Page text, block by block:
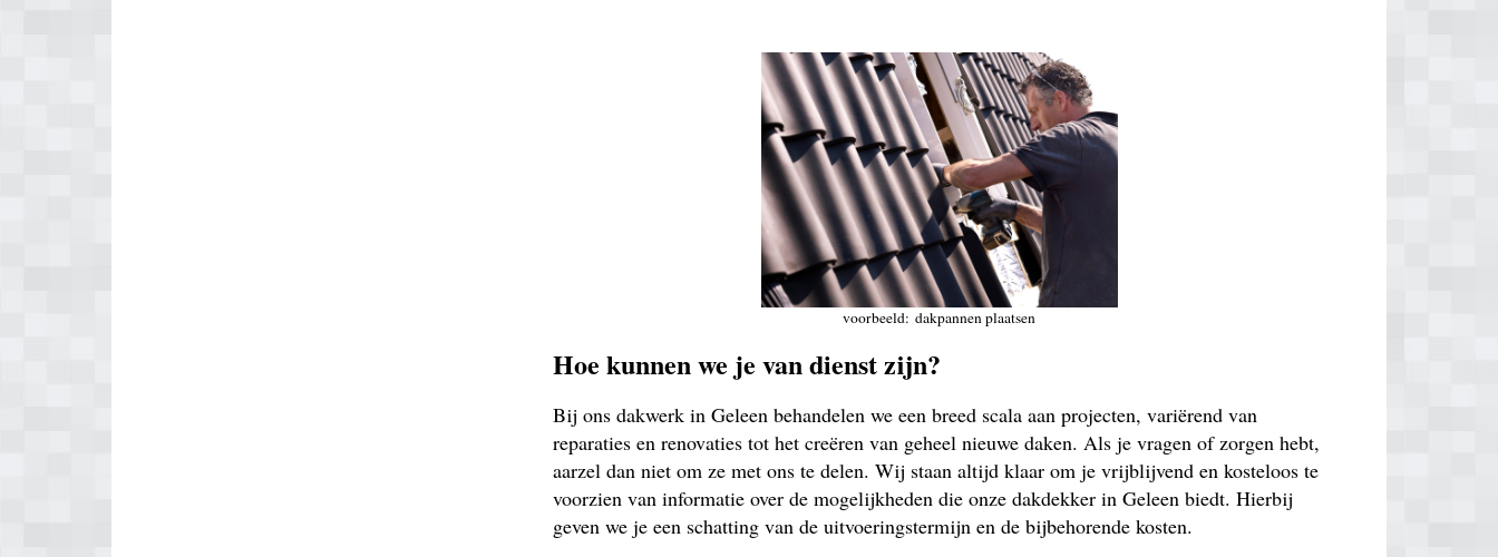
voorbeeld: dakpannen plaatsen
Hoe kunnen we je van dienst zijn?
Bij ons dakwerk in Geleen behandelen we een breed scala aan projecten, variërend van
reparaties en renovaties tot het creëren van geheel nieuwe daken. Als je vragen of zorgen hebt,
aarzel dan niet om ze met ons te delen. Wij staan altijd klaar om je vrijblijvend en kosteloos te
voorzien van informatie over de mogelijkheden die onze dakdekker in Geleen biedt. Hierbij
geven we je een schatting van de uitvoeringstermijn en de bijbehorende kosten.